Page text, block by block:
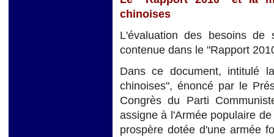
chinoises
L'évaluation des besoins
contenue dans le "Rapport
Dans ce document, intitulé
chinoises", énoncé par le
Congrès du Parti
assigne à l'Armée populaire
prospère dotée d'une armée